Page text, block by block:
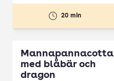
20 min
Mannapannacotta
med blåbär och
dragon